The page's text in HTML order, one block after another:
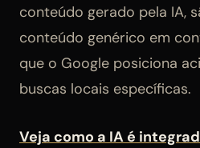
conteúdo gerado pela IA,
conteúdo genérico em
que o Google posiciona
buscas locais específicas.
Veja como a IA é